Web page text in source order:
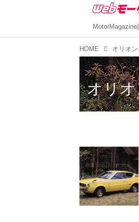
MotorMagazine
HOME オリオ
オリ